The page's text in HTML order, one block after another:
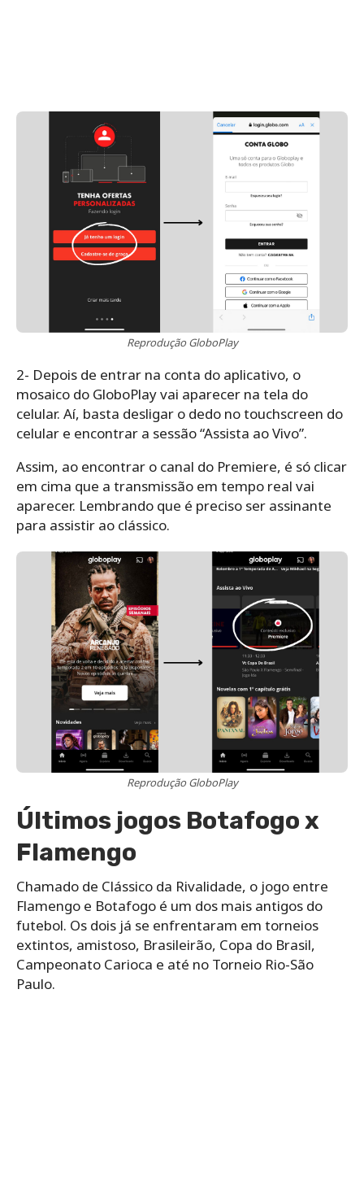
Reprodução GloboPlay
2- Depois de entrar na conta do aplicativo, o
mosaico do GloboPlay vai aparecer na tela do
celular. Aí, basta desligar o dedo no touchscreen do
celular e encontrar a sessão “Assista ao Vivo”.
Assim, ao encontrar o canal do Premiere, é só clicar
em cima que a transmissão em tempo real vai
aparecer. Lembrando que é preciso ser assinante
para assistir ao clássico.
Reprodução GloboPlay
Últimos jogos Botafogo x
Flamengo
Chamado de Clássico da Rivalidade, o jogo entre
Flamengo e Botafogo é um dos mais antigos do
futebol. Os dois já se enfrentaram em torneios
extintos, amistoso, Brasileirão, Copa do Brasil,
Campeonato Carioca e até no Torneio Rio-São
Paulo.